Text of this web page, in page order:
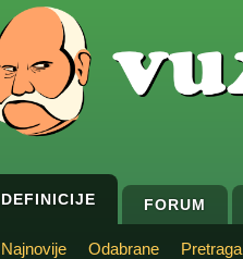
DEFINICIJE FORUM
Najnovije Odabrane Pretraga